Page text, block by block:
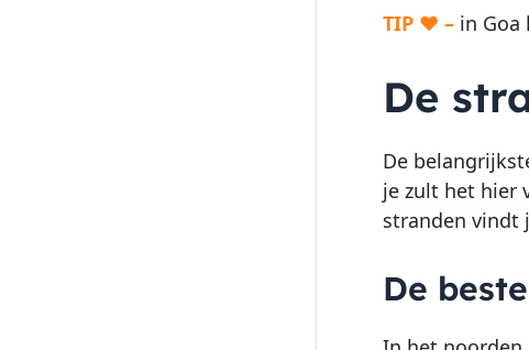
TIP ♥ – in Goa
De
De
je zult het hier
stranden vindt
De